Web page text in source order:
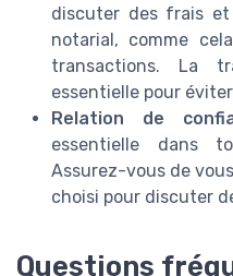
discuter des frais et
notarial, comme
transactions. La
essentielle pour
Relation de
essentielle dans
Assurez-vous de
choisi pour discuter
Questions